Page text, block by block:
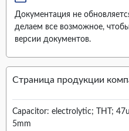
Документация не
делаем все возможное,
версии документов.
Страница продукции
Capacitor: electrolytic; THT;
5mm